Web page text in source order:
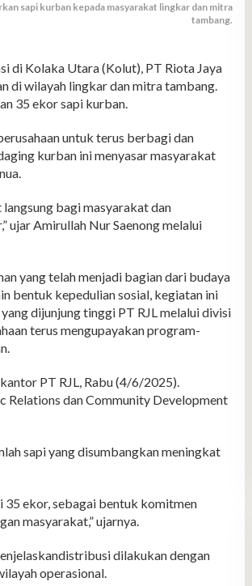
sapi kurban kepada masyarakat lingkar dan mitra
tambang.
di Kolaka Utara (Kolut), PT Riota Jaya
di wilayah lingkar dan mitra tambang.
35 ekor sapi kurban.
untuk terus berbagi dan
kurban ini menyasar masyarakat
bagi masyarakat dan
ujar Amirullah Nur Saenong melalui
yang telah menjadi bagian dari budaya
bentuk kepedulian sosial, kegiatan ini
dijunjung tinggi PT RJL melalui divisi
terus mengupayakan program-
PT RJL, Rabu (4/6/2025).
Relations dan Community Development
sapi yang disumbangkan meningkat
35 ekor, sebagai bentuk komitmen
masyarakat,” ujarnya.
dilakukan dengan
operasional.